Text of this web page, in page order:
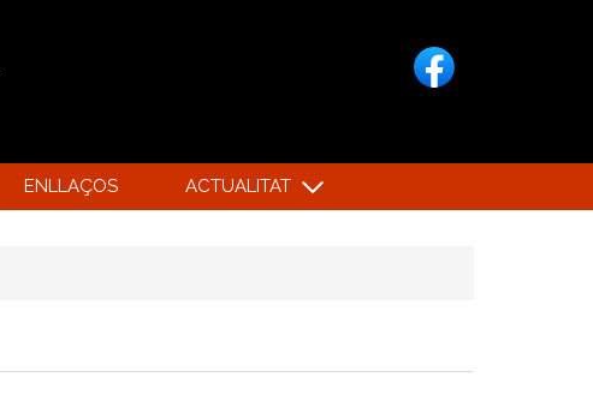
ENLLAÇOS ACTUALITAT